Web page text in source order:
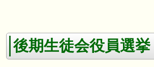
後期生徒会役員選挙